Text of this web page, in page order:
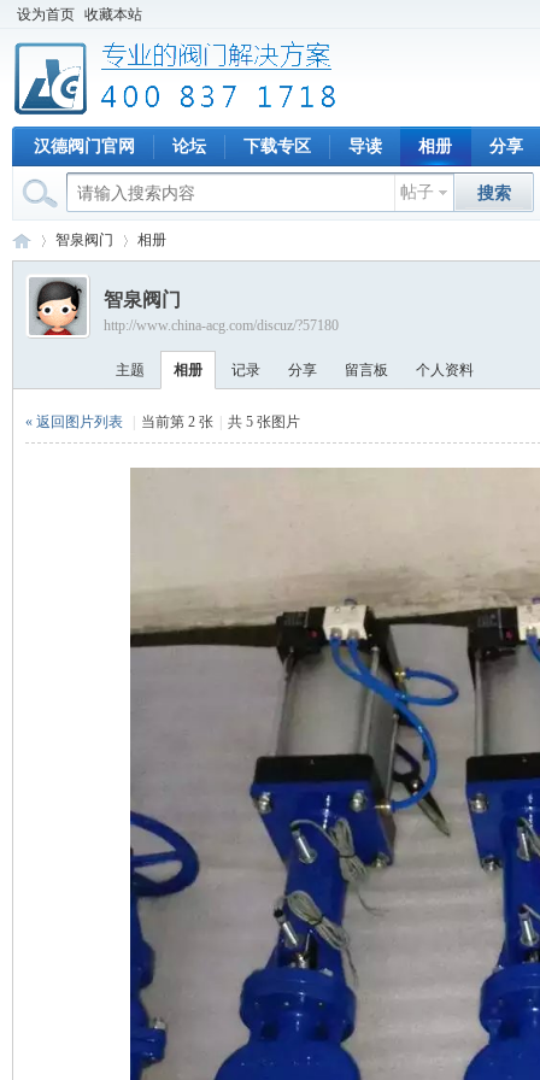
设为首页 收藏本站
汉德阀门官网 论坛 下载专区 导读 相册 分享
帖子 搜索
›
智泉阀门 相册
智泉阀门
http://www.china-acg.com/discuz/?57180
主题 相册 记录 分享 留言板 个人资料
« 返回图片列表 当前第 2 张 共 5 张图片